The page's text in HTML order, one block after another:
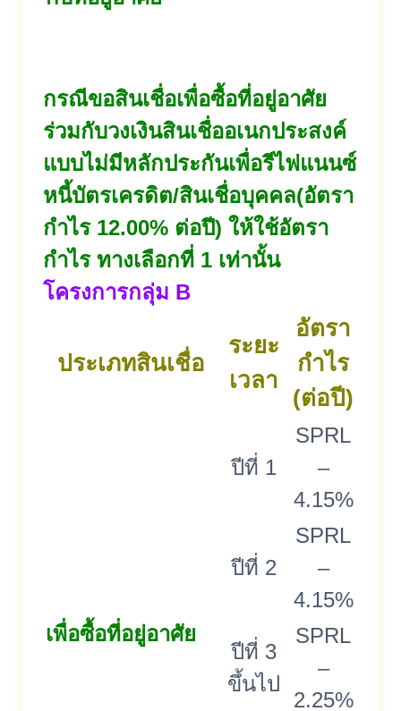
กรณีขอสินเชื่อเพื่อซื้อที่อยู่อาศัย
ร่วมกับวงเงินสินเชื่ออเนกประสงค์
แบบไม่มีหลักประกันเพื่อรีไฟแนนซ์
หนี้บัตรเครดิต/สินเชื่อบุคคล(อัตรา
กำไร 12.00% ต่อปี) ให้ใช้อัตรา
กำไร ทางเลือกที่ 1 เท่านั้น
โครงการกลุ่ม B
ประเภทสินเชื่อ
ระยะ
เวลา
อัตรา
กำไร
(ต่อปี)
เพื่อซื้อที่อยู่อาศัย
ปีที่ 1
SPRL
–
4.15%
ปีที่ 2
SPRL
–
4.15%
ปีที่ 3
ขึ้นไป
SPRL
–
2.25%